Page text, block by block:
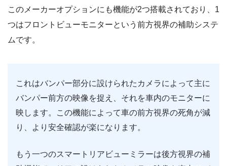
このメーカーオプションにも機能が2つ搭載されており、1
つはフロントビューモニターという前方視界の補助システ
ムです。
これはバンパー部分に設けられたカメラによって主に
バンパー前方の映像を捉え、それを車内のモニターに
映します。この機能によって車の前方視界の死角が減
り、より安全確認が楽になります。
もう一つのスマートリアビューミラーは後方視界の補